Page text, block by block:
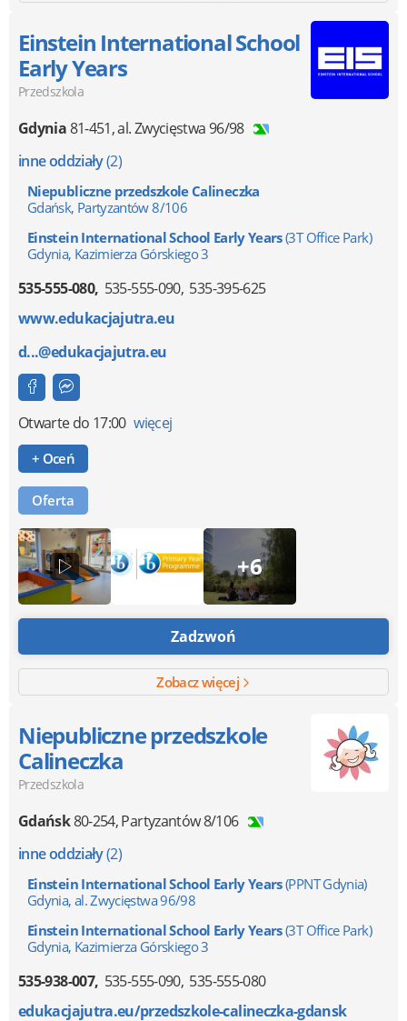
Einstein International School
Early Years
Przedszkola
Gdynia81-451,al. Zwycięstwa 96/98
inne oddziały(2)
Niepubliczne przedszkole Calineczka
Gdańsk, Partyzantów 8/106
Einstein International School Early Years(3T Office Park)
Gdynia, Kazimierza Górskiego 3
535-555-080 535-555-090 535-395-625
www.edukacjajutra.eu
d...@edukacjajutra.eu
Otwartedo 17:00 więcej
+ Oceń
Oferta
+6
Zadzwoń
Zobacz więcej
Niepubliczne przedszkole
Calineczka
Przedszkola
Gdańsk80-254,Partyzantów 8/106
inne oddziały(2)
Einstein International School Early Years(PPNT Gdynia)
Gdynia, al. Zwycięstwa 96/98
Einstein International School Early Years(3T Office Park)
Gdynia, Kazimierza Górskiego 3
535-938-007 535-555-090 535-555-080
edukacjajutra.eu/przedszkole-calineczka-gdansk